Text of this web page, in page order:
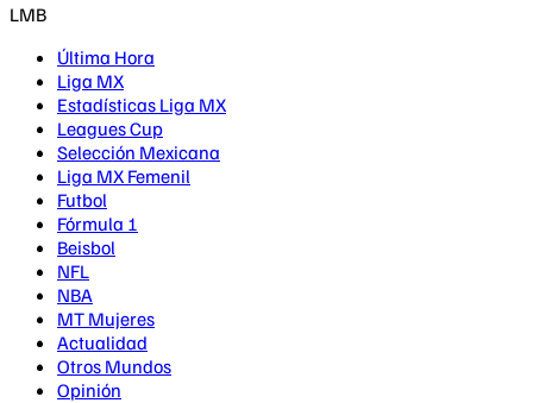
LMB
Última Hora
Liga MX
Estadísticas Liga MX
Leagues Cup
Selección Mexicana
Liga MX Femenil
Futbol
Fórmula 1
Beisbol
NFL
NBA
MT Mujeres
Actualidad
Otros Mundos
Opinión